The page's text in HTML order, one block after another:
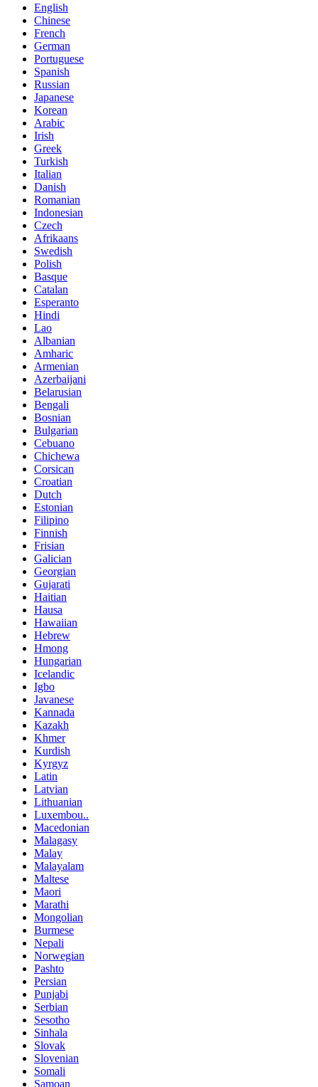
English
Chinese
French
German
Portuguese
Spanish
Russian
Japanese
Korean
Arabic
Irish
Greek
Turkish
Italian
Danish
Romanian
Indonesian
Czech
Afrikaans
Swedish
Polish
Basque
Catalan
Esperanto
Hindi
Lao
Albanian
Amharic
Armenian
Azerbaijani
Belarusian
Bengali
Bosnian
Bulgarian
Cebuano
Chichewa
Corsican
Croatian
Dutch
Estonian
Filipino
Finnish
Frisian
Galician
Georgian
Gujarati
Haitian
Hausa
Hawaiian
Hebrew
Hmong
Hungarian
Icelandic
Igbo
Javanese
Kannada
Kazakh
Khmer
Kurdish
Kyrgyz
Latin
Latvian
Lithuanian
Luxembou..
Macedonian
Malagasy
Malay
Malayalam
Maltese
Maori
Marathi
Mongolian
Burmese
Nepali
Norwegian
Pashto
Persian
Punjabi
Serbian
Sesotho
Sinhala
Slovak
Slovenian
Somali
Samoan